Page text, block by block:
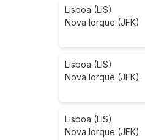
Lisboa (LIS)
Nova Iorque (JFK)
Lisboa (LIS)
Nova Iorque (JFK)
Lisboa (LIS)
Nova Iorque (JFK)